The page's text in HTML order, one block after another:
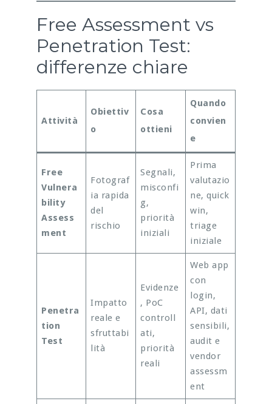
Free Assessment vs
Penetration Test:
differenze chiare
Attività
Obiettiv
o
Cosa
ottieni
Quando
convien
e
Free
Vulnera
bility
Assess
ment
Fotograf
ia rapida
del
rischio
Segnali,
misconfi
g,
priorità
iniziali
Prima
valutazio
ne, quick
win,
triage
iniziale
Penetra
tion
Test
Impatto
reale e
sfruttabi
lità
Evidenze
, PoC
controll
ati,
priorità
reali
Web app
con
login,
API, dati
sensibili,
audit e
vendor
assessm
ent